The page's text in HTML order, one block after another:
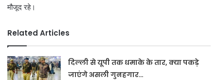
मौजूद रहे।
Related Articles
दिल्ली से यूपी तक धमाके के तार, क्या पकड़े
जाएंगे असली गुनहगार…